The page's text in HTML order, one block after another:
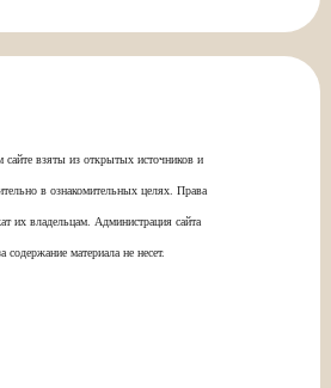
сайте взяты из открытых источников и
в ознакомительных целях. Права
их владельцам. Администрация сайта
содержание материала не несет.